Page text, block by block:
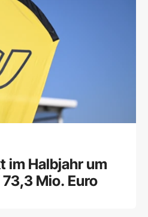
im Halbjahr um
Mio. Euro